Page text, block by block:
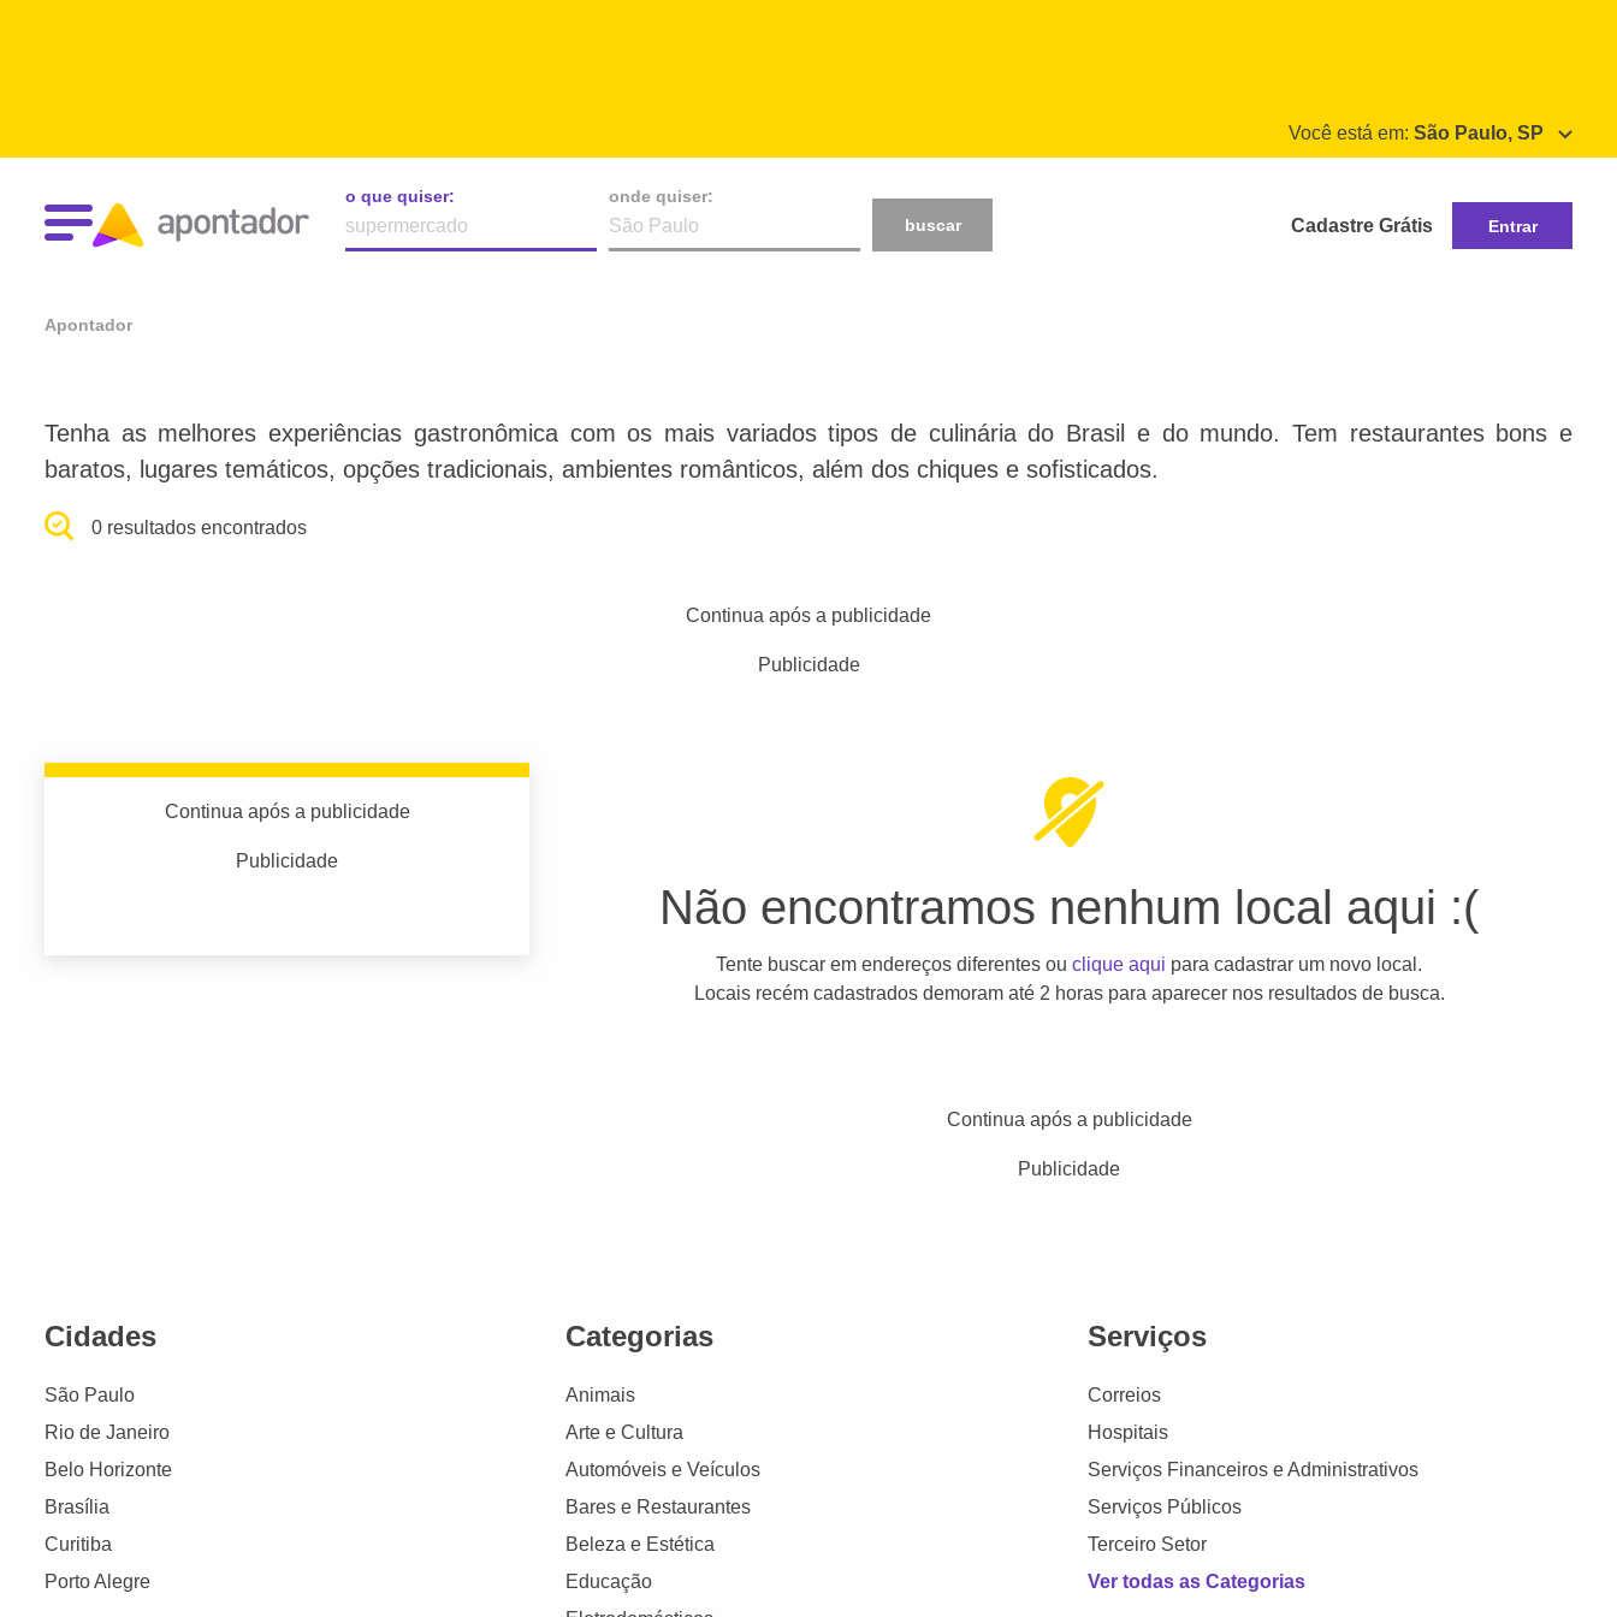
Você está em: São Paulo, SP
o que quiser:
onde quiser:
buscar
Cadastre Grátis Entrar
Apontador
Tenha as melhores experiências gastronômica com os mais variados tipos de culinária do Brasil e do mundo. Tem restaurantes bons e
baratos, lugares temáticos, opções tradicionais, ambientes românticos, além dos chiques e sofisticados.
0 resultados encontrados
Continua após a publicidade
Publicidade
Continua após a publicidade
Publicidade
Não encontramos nenhum local aqui :(
Tente buscar em endereços diferentes ouclique aqui para cadastrar um novo local.
Locais recém cadastrados demoram até 2 horas para aparecer nos resultados de busca.
Continua após a publicidade
Publicidade
Cidades
São Paulo
Rio de Janeiro
Belo Horizonte
Brasília
Curitiba
Porto Alegre
Categorias
Animais
Arte e Cultura
Automóveis e Veículos
Bares e Restaurantes
Beleza e Estética
Educação
Serviços
Correios
Hospitais
Serviços Financeiros e Administrativos
Serviços Públicos
Terceiro Setor
Ver todas as Categorias